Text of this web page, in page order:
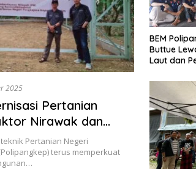
2025
Pertanian
Nirawak dan
Pertanian Negeri
terus memperkuat
BEM
Buttue
Laut dan